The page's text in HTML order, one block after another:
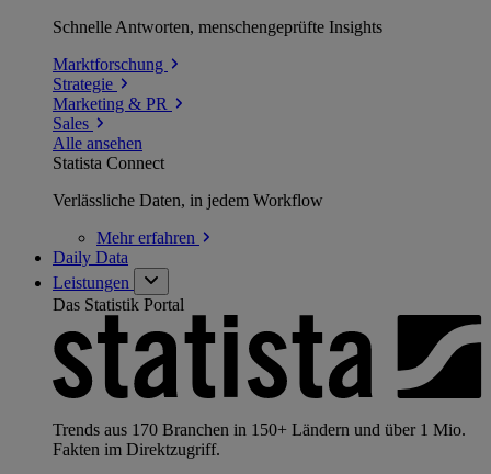
Schnelle Antworten, menschengeprüfte Insights
Marktforschung
Strategie
Marketing & PR
Sales
Alle ansehen
Statista Connect
Verlässliche Daten, in jedem Workflow
Mehrerfahren
Daily Data
Leistungen
Das Statistik Portal
Trends aus 170 Branchen in 150+ Ländern und über 1 Mio.
Fakten im Direktzugriff.